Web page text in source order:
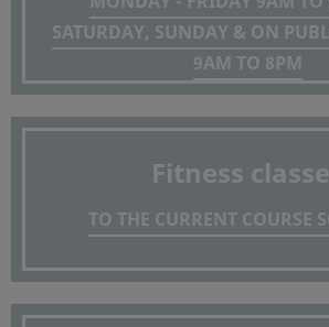
SATURDAY, SUNDAY & ON
9AM TO 8PM
Fitness
TO THE CURRENT COURSE